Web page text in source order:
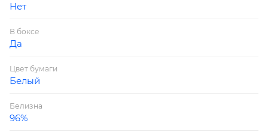
Нет
В боксе
Да
Цвет бумаги
Белый
Белизна
96%